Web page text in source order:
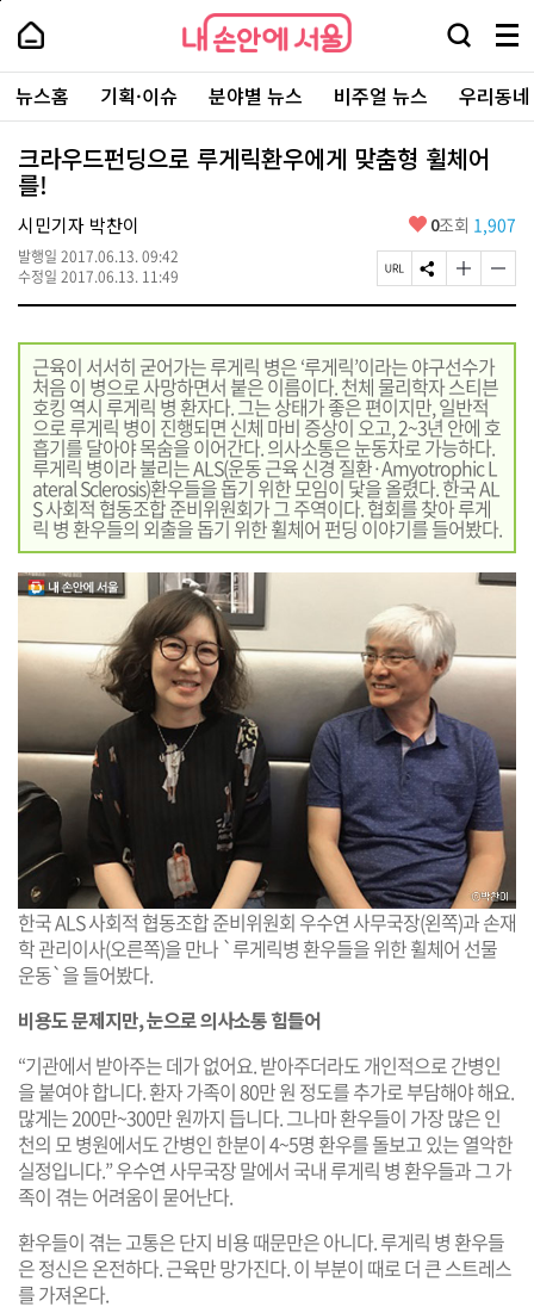
본
로
가
내
손
안
에
서
울
-
서
울
시
대
표
소
통
포
내
손
에
울
검
창
열
기
메
뉴
전
체
보
주
요
서
뉴스홈 기획·이슈 분야별 뉴스 비주얼 뉴스 우리동
크라우드펀딩으로 루게릭환우에게 맞춤형 휠체어
를!
시민기자 박찬이
발행일 2017.06.13. 09:42
수정일 2017.06.13. 11:49
좋
요
0조회 1,907
페
이
U
R
L
복
사
S
N
공
유
하
기
글
자
기
크
게
변
경
하
기
글
자
기
변
경
하
근육이 서서히 굳어가는 루게릭 병은 ‘루게릭’이라는 야구선수가
처음 이 병으로 사망하면서 붙은 이름이다. 천체 물리학자 스티븐
호킹 역시 루게릭 병 환자다. 그는 상태가 좋은 편이지만, 일반적
으로 루게릭 병이 진행되면 신체 마비 증상이 오고, 2~3년 안에 호
흡기를 달아야 목숨을 이어간다. 의사소통은 눈동자로 가능하다.
루게릭 병이라 불리는 ALS(운동 근육 신경 질환·Amyotrophic L
ateral Sclerosis)환우들을 돕기 위한 모임이 닻을 올렸다. 한국 AL
S 사회적 협동조합 준비위원회가 그 주역이다. 협회를 찾아 루게
릭 병 환우들의 외출을 돕기 위한 휠체어 펀딩 이야기를 들어봤다.
한국 ALS 사회적 협동조합 준비위원회 우수연 사무국장(왼쪽)과 손재
학 관리이사(오른쪽)을 만나 `루게릭병 환우들을 위한 휠체어 선물
운동`을 들어봤다.
비용도 문제지만, 눈으로 의사소통 힘들어
“기관에서 받아주는 데가 없어요. 받아주더라도 개인적으로 간병인
을 붙여야 합니다. 환자 가족이 80만 원 정도를 추가로 부담해야 해요.
많게는 200만~300만 원까지 듭니다. 그나마 환우들이 가장 많은 인
천의 모 병원에서도 간병인 한분이 4~5명 환우를 돌보고 있는 열악한
실정입니다.” 우수연 사무국장 말에서 국내 루게릭 병 환우들과 그 가
족이 겪는 어려움이 묻어난다.
환우들이 겪는 고통은 단지 비용 때문만은 아니다. 루게릭 병 환우들
은 정신은 온전하다. 근육만 망가진다. 이 부분이 때로 더 큰 스트레스
를 가져온다.
페
상
단
로